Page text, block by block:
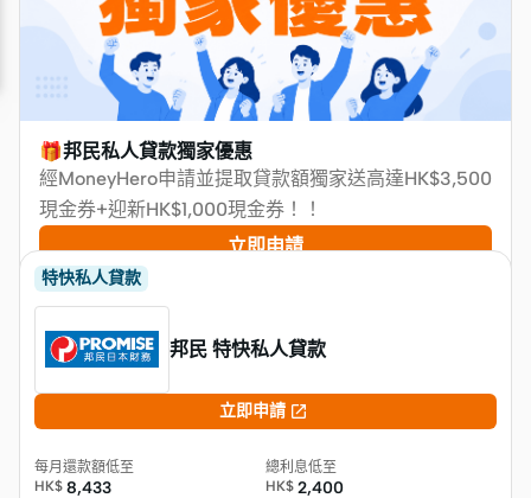
🎁邦民私人貸款獨家優惠
經MoneyHero申請並提取貸款額獨家送高達HK$3,500
現金券+迎新HK$1,000現金券！！
立即申請
特快私人貸款
邦民 特快私人貸款
立即申請 
每月還款額低至
HK$ 8,433
總利息低至
HK$ 2,400